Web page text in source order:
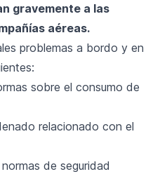
gravemente a las
aéreas.
problemas a bordo y en
sobre el consumo de
relacionado con el
de seguridad